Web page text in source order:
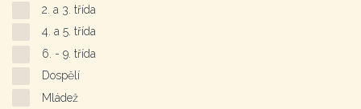
2. a 3. třída
4. a 5. třída
6. - 9. třída
Dospělí
Mládež